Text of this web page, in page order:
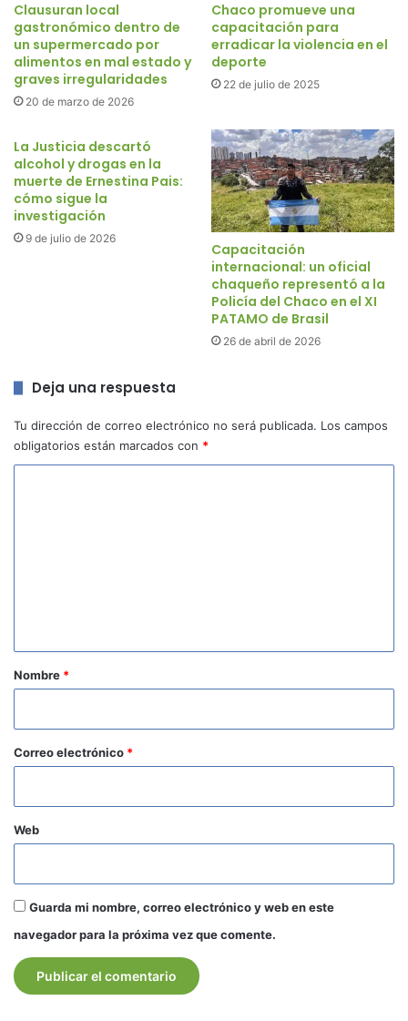
Clausuran local
gastronómico dentro de
un supermercado por
alimentos en mal estado y
graves irregularidades
20 de marzo de 2026
Chaco promueve una
capacitación para
erradicar la violencia en el
deporte
22 de julio de 2025
La Justicia descartó
alcohol y drogas en la
muerte de Ernestina Pais:
cómo sigue la
investigación
9 de julio de 2026
Capacitación
internacional: un oficial
chaqueño representó a la
Policía del Chaco en el XI
PATAMO de Brasil
26 de abril de 2026
Deja una respuesta
Tu dirección de correo electrónico no será publicada. Los campos
obligatorios están marcados con *
r
o
*
Nombre *
Correo electrónico *
Web
Guarda mi nombre, correo electrónico y web en este
navegador para la próxima vez que comente.